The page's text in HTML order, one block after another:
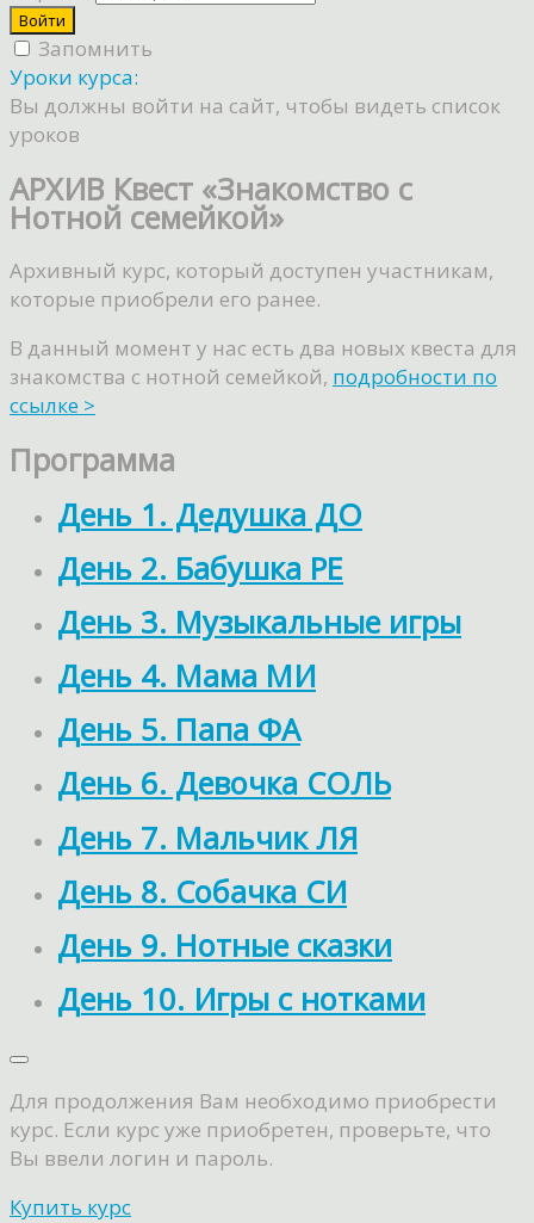
Запомнить
Уроки курса:
Вы должны войти на сайт, чтобы видеть список
уроков
АРХИВ Квест «Знакомство с
Нотной семейкой»
Архивный курс, который доступен участникам,
которые приобрели его ранее.
В данный момент у нас есть два новых квеста для
знакомства с нотной семейкой, подробности по
ссылке >
Программа
День 1. Дедушка ДО
День 2. Бабушка РЕ
День 3. Музыкальные игры
День 4. Мама МИ
День 5. Папа ФА
День 6. Девочка СОЛЬ
День 7. Мальчик ЛЯ
День 8. Собачка СИ
День 9. Нотные сказки
День 10. Игры с нотками
Для продолжения Вам необходимо приобрести
курс. Если курс уже приобретен, проверьте, что
Вы ввели логин и пароль.
Купить курс